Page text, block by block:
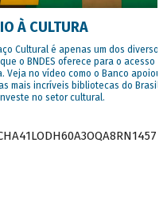
À CULTURA
Cultural é apenas um dos diversos
o BNDES oferece para o acesso à
Veja no vídeo como o Banco apoiou
mais incríveis bibliotecas do Brasil e
no setor cultural.